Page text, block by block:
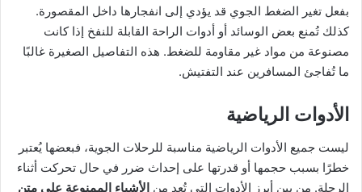
بفعل تغير الضغط الجوي قد يؤدي إلى انفجارها داخل المقصورة.
كذلك تُمنع بعض الوسائد أو أدوات الراحة القابلة للنفخ إذا كانت
مصنوعة من مواد غير مقاومة للضغط. هذه التفاصيل الصغيرة غالبًا
ما تُفاجئ المسافرين عند التفتيش.
الأدوات الرياضية
ليست جميع الأدوات الرياضية مناسبة للرحلات الجوية، فبعضها يُعتبر
خطرًا بسبب حجمها أو قدرتها على إحداث ضرر في حال تحركت أثناء
الرحلة. من بين أبرز الأدوات التي تُعد من الأشياء الممنوعة على متن